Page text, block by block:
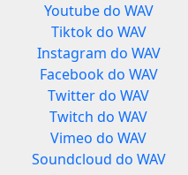
Youtube do WAV
Tiktok do WAV
Instagram do WAV
Facebook do WAV
Twitter do WAV
Twitch do WAV
Vimeo do WAV
Soundcloud do WAV